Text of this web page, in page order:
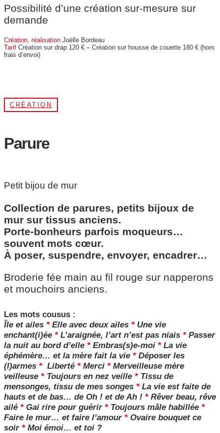
Possibilité d’une création sur-mesure sur
demande
Création, réalisation Joëlle Bordeau
Tarif Création sur drap 120 € – Création sur housse de couette 180 € (hors
frais d’envoi)
CRÉATION
Parure
Petit bijou de mur
Collection de parures, petits bijoux de
mur sur tissus anciens.
Porte-bonheurs parfois moqueurs…
souvent mots cœur.
À poser, suspendre, envoyer, encadrer…
Broderie fée main au fil rouge sur napperons
et mouchoirs anciens.
Les mots cousus :
Île et ailes * Elle avec deux ailes * Une vie
enchant(i)ée * L’araignée, l’art n’est pas niais * Passer
la nuit au bord d’elle * Embras(s)e-moi * La vie
éphémère… et la mère fait la vie * Déposer les
(l)armes * Liberté * Merci * Merveilleuse mère
veilleuse * Toujours en nez veille * Tissu de
mensonges, tissu de mes songes * La vie est faite de
hauts et de bas… de Oh ! et de Ah ! * Rêver beau, rêve
ailé * Gai rire pour guérir * Toujours mâle habillée *
Faire le mur… et faire l’amour * Ovaire bouquet ce
soir * Moi émoi… et toi ?